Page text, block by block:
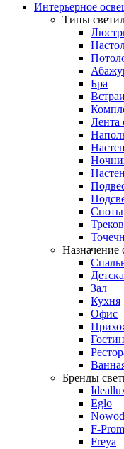
Интерьерное
Типы
Бра
Лента
Споты
Назначение
Зал
Кухня
Офис
Бренды
Eglo
F-
Freya